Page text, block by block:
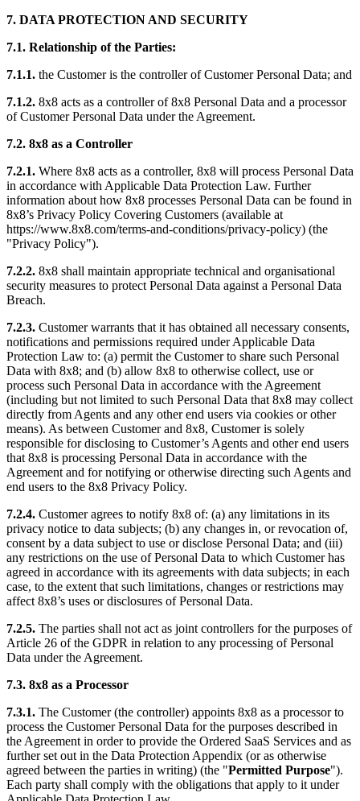
7. DATA PROTECTION AND SECURITY
7.1. Relationship of the Parties:
7.1.1. the Customer is the controller of Customer Personal Data; and
7.1.2. 8x8 acts as a controller of 8x8 Personal Data and a processor
of Customer Personal Data under the Agreement.
7.2. 8x8 as a Controller
7.2.1. Where 8x8 acts as a controller, 8x8 will process Personal Data
in accordance with Applicable Data Protection Law. Further
information about how 8x8 processes Personal Data can be found in
8x8’s Privacy Policy Covering Customers (available at
https://www.8x8.com/terms-and-conditions/privacy-policy) (the
"Privacy Policy").
7.2.2. 8x8 shall maintain appropriate technical and organisational
security measures to protect Personal Data against a Personal Data
Breach.
7.2.3. Customer warrants that it has obtained all necessary consents,
notifications and permissions required under Applicable Data
Protection Law to: (a) permit the Customer to share such Personal
Data with 8x8; and (b) allow 8x8 to otherwise collect, use or
process such Personal Data in accordance with the Agreement
(including but not limited to such Personal Data that 8x8 may collect
directly from Agents and any other end users via cookies or other
means). As between Customer and 8x8, Customer is solely
responsible for disclosing to Customer’s Agents and other end users
that 8x8 is processing Personal Data in accordance with the
Agreement and for notifying or otherwise directing such Agents and
end users to the 8x8 Privacy Policy.
7.2.4. Customer agrees to notify 8x8 of: (a) any limitations in its
privacy notice to data subjects; (b) any changes in, or revocation of,
consent by a data subject to use or disclose Personal Data; and (iii)
any restrictions on the use of Personal Data to which Customer has
agreed in accordance with its agreements with data subjects; in each
case, to the extent that such limitations, changes or restrictions may
affect 8x8’s uses or disclosures of Personal Data.
7.2.5. The parties shall not act as joint controllers for the purposes of
Article 26 of the GDPR in relation to any processing of Personal
Data under the Agreement.
7.3. 8x8 as a Processor
7.3.1. The Customer (the controller) appoints 8x8 as a processor to
process the Customer Personal Data for the purposes described in
the Agreement in order to provide the Ordered SaaS Services and as
further set out in the Data Protection Appendix (or as otherwise
agreed between the parties in writing) (the "Permitted Purpose").
Each party shall comply with the obligations that apply to it under